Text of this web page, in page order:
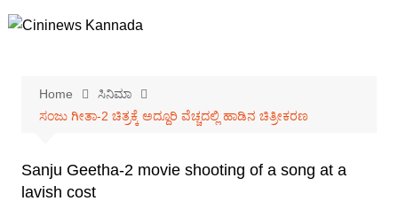
to
Home
ಸಿನಿಮಾ
ಸಂಜು ಗೀತಾ-2 ಚಿತ್ರಕ್ಕೆ ಅದ್ದೂರಿ ವೆಚ್ಚದಲ್ಲಿ ಹಾಡಿನ ಚಿತ್ರೀಕರಣ
Sanju Geetha-2 movie shooting of a song at a
lavish cost